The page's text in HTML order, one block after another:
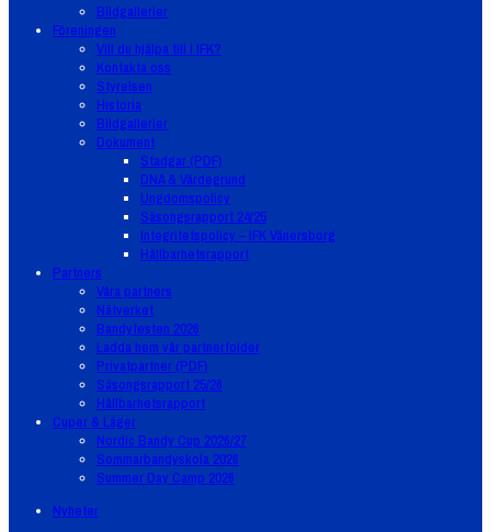
Bildgallerier
Föreningen
Vill du hjälpa till i IFK?
Kontakta oss
Styrelsen
Historia
Bildgallerier
Dokument
Stadgar (PDF)
DNA & Värdegrund
Ungdomspolicy
Säsongsrapport 24/25
Integritetspolicy – IFK Vänersborg
Hållbarhetsrapport
Partners
Våra partners
Nätverket
Bandyfesten 2026
Ladda hem vår partnerfolder
Privatpartner (PDF)
Säsongsrapport 25/26
Hållbarhetsrapport
Cuper & Läger
Nordic Bandy Cup 2026/27
Sommarbandyskola 2026
Summer Day Camp 2026
Nyheter